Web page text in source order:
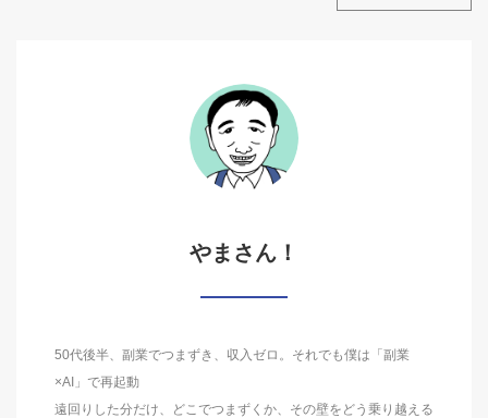
やまさん！
50代後半、副業でつまずき、収入ゼロ。それでも僕は「副業
×AI」で再起動
遠回りした分だけ、どこでつまずくか、その壁をどう乗り越える